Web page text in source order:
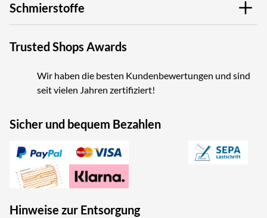
Schmierstoffe
Trusted Shops Awards
Wir haben die besten Kundenbewertungen und sind
seit vielen Jahren zertifiziert!
Sicher und bequem Bezahlen
Hinweise zur Entsorgung